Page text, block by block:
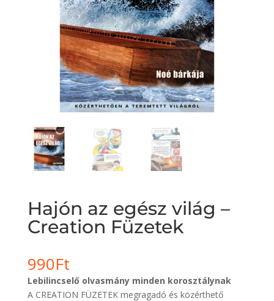
Hajón az egész világ –
Creation Füzetek
990Ft
Lebilincselő olvasmány minden korosztálynak
A CREATION FÜZETEK megragadó és közérthető